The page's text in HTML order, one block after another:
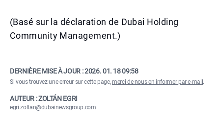
(Basé sur la déclaration de Dubai Holding
Community Management.)
DERNIÈRE MISE À JOUR :2026. 01. 18 09:58
Si vous trouvez une erreur sur cette page,merci de nous en informer par e-mail .
AUTEUR : ZOLTÁN EGRI
egri.zoltan@dubainewsgroup.com